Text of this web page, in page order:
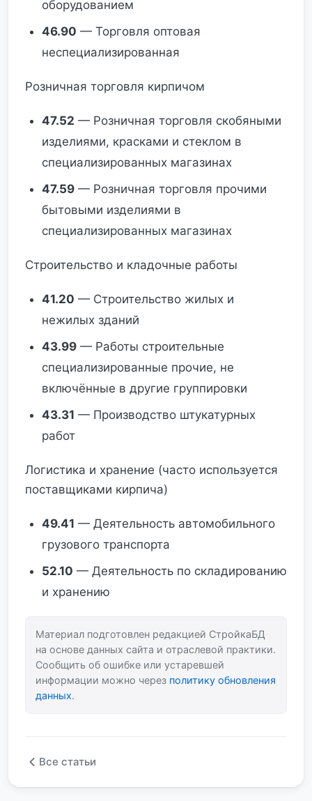
оборудованием
46.90 — Торговля оптовая
неспециализированная
Розничная торговля кирпичом
47.52 — Розничная торговля скобяными
изделиями, красками и стеклом в
специализированных магазинах
47.59 — Розничная торговля прочими
бытовыми изделиями в
специализированных магазинах
Строительство и кладочные работы
41.20 — Строительство жилых и
нежилых зданий
43.99 — Работы строительные
специализированные прочие, не
включённые в другие группировки
43.31 — Производство штукатурных
работ
Логистика и хранение (часто используется
поставщиками кирпича)
49.41 — Деятельность автомобильного
грузового транспорта
52.10 — Деятельность по складированию
и хранению
Материал подготовлен редакцией СтройкаБД
на основе данных сайта и отраслевой практики.
Сообщить об ошибке или устаревшей
информации можно через политику обновления
данных.
Все статьи